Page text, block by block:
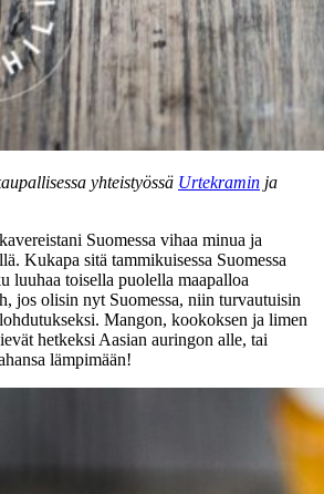
yhteistyössä Urtekramin ja
Suomessa vihaa minua ja
Kukapa sitä tammikuisessa Suomessa
luuhaa toisella puolella maapalloa
jos olisin nyt Suomessa, niin turvautuisin
Mangon, kookoksen ja limen
hetkeksi Aasian auringon alle, tai
lämpimään!